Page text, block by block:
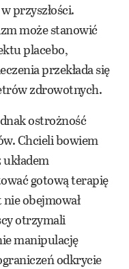
przyszłości.
może stanowić
placebo,
przekłada się
zdrowotnych.
ostrożność
Chcieli bowiem
gotową terapię
obejmował
otrzymali
manipulację
odkrycie